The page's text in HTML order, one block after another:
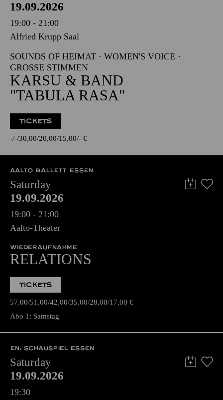
19.09.2026
19:00 - 21:00
Alfried Krupp Saal
SOUNDS OF HEIMAT · WOMEN'S VOICE ·
GROSSE STIMMEN
KARSU & BAND
"TABULA RASA"
TICKETS
- - 30,00 20,00 15,00 - €
AALTO BALLETT ESSEN
Saturday
19.09.2026
19:00 - 21:00
Aalto-Theater
WIEDERAUFNAHME
RELATIONS
TICKETS
57,00 51,00 42,00 35,00 28,00 17,00 €
Abo 1: Samstag
EN: SCHAUSPIEL ESSEN
Saturday
19.09.2026
19:30